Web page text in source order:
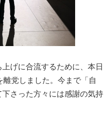
げに合流するために、本日
党しました。今まで「自
さった方々には感謝の気持